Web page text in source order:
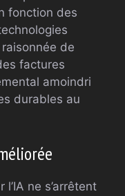
fonction des
de
factures
amoindri
durables au
ne s’arrêtent